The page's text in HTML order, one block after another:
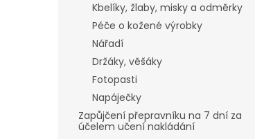
Kbelíky, žlaby, misky a odměrky
Péče o kožené výrobky
Nářadí
Držáky, věšáky
Fotopasti
Napáječky
Zapůjčení přepravníku na 7 dní za
účelem učení nakládání